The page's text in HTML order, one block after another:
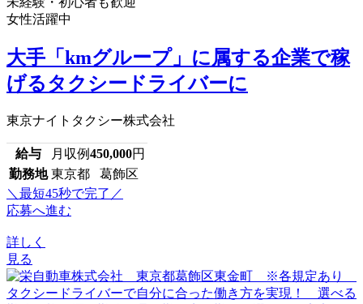
女性活躍中
大手「kmグループ」に属する企業で稼
げるタクシードライバーに
東京ナイトタクシー株式会社
給与 月収例450,000円
勤務地 東京都 葛飾区
＼最短45秒で完了／
応募へ進む
詳しく
見る